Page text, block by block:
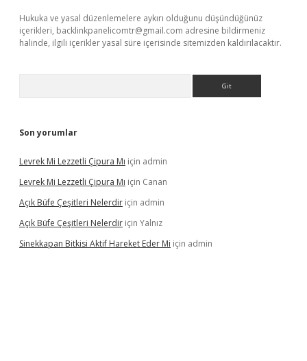
Hukuka ve yasal düzenlemelere aykırı olduğunu düşündüğünüz
içerikleri, backlinkpanelicomtr@gmail.com adresine bildirmeniz
halinde, ilgili içerikler yasal süre içerisinde sitemizden kaldırılacaktır.
Son yorumlar
Levrek Mi Lezzetli Çipura Mı için admin
Levrek Mi Lezzetli Çipura Mı için Canan
Açık Büfe Çeşitleri Nelerdir için admin
Açık Büfe Çeşitleri Nelerdir için Yalnız
Sinekkapan Bitkisi Aktif Hareket Eder Mi için admin